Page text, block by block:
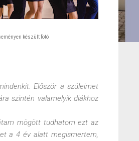
készült fotó
Először a szüleimet
szintén valamelyik diákhoz
mögött tudhatom ezt az
a 4 év alatt megismertem,